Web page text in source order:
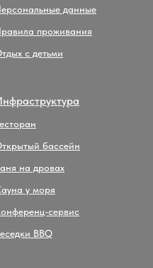
данные
проживания
с детьми
бассейн
на дровах
у моря
сервис
BBQ